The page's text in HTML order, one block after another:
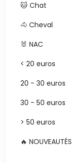
🐱 Chat
🐴 Cheval
🐰 NAC
< 20 euros
20 - 30 euros
30 - 50 euros
> 50 euros
🔥 NOUVEAUTÉS